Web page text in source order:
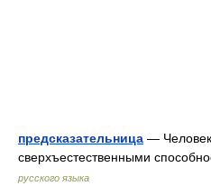
предсказательница —
сверхъестественными
русского языка